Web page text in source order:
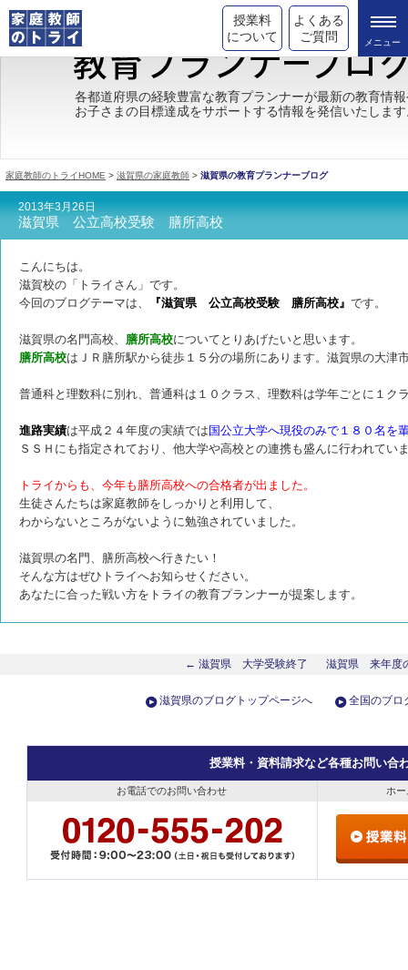
授業料
について
よくある
ご質問
トライの教育理念
成績が上がる理由
都道府県別情報
合格体験談
キャンペーン情報
受験情報
各都道府県の経験豊富な教育プランナーが最新の教育情
お子さまの目標達成をサポートする情報を発信いたしま
家庭教師のトライHOME > 滋賀県の家庭教師 > 滋賀県の教育プランナーブログ
2013年3月26日
滋賀県 公立高校受験 膳所高校
こんにちは。
滋賀校の「トライさん」 です。
今回のブログテーマは、
『滋賀県 公立高校受験 膳所高校』 です。
滋賀県の名門高校、 膳所高校についてとりあげたいと思います。
膳所高校はＪＲ膳所駅から徒歩１５分の場所にあります。滋賀県の大津
普通科と理数科に別れ、普通科は１０クラス、理数科は学年ごとに１ク
進路実績は平成２４年度の実績では 国公立大学へ現役のみで１８０名を
ＳＳＨにも指定されており、他大学や高校との連携も盛んに行われてい
トライからも、今年も膳所高校への合格者が出ました。
生徒さんたちは家庭教師をしっかりと利用して、
わからないところがないように勉強されていました。
滋賀県の名門、膳所高校へ行きたい！
そんな方はぜひトライへお知らせください。
あなたに合った戦い方をトライの教育プランナーが提案します。
← 滋賀県 大学受験終了 滋賀県 来年度
滋賀県のブログトップページへ 全国のブロ
授業料・資料請求など各種お問い合
お電話でのお問い合わせ ホ